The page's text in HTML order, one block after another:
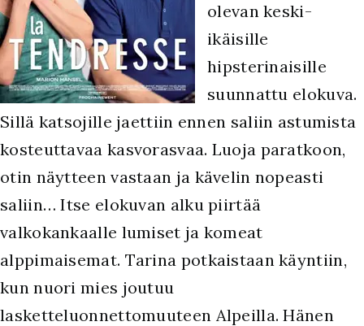
olevan keski-
ikäisille
hipsterinaisille
suunnattu elokuva.
Sillä katsojille jaettiin ennen saliin astumista
kosteuttavaa kasvorasvaa. Luoja paratkoon,
otin näytteen vastaan ja kävelin nopeasti
saliin… Itse elokuvan alku piirtää
valkokankaalle lumiset ja komeat
alppimaisemat. Tarina potkaistaan käyntiin,
kun nuori mies joutuu
lasketteluonnettomuuteen Alpeilla. Hänen